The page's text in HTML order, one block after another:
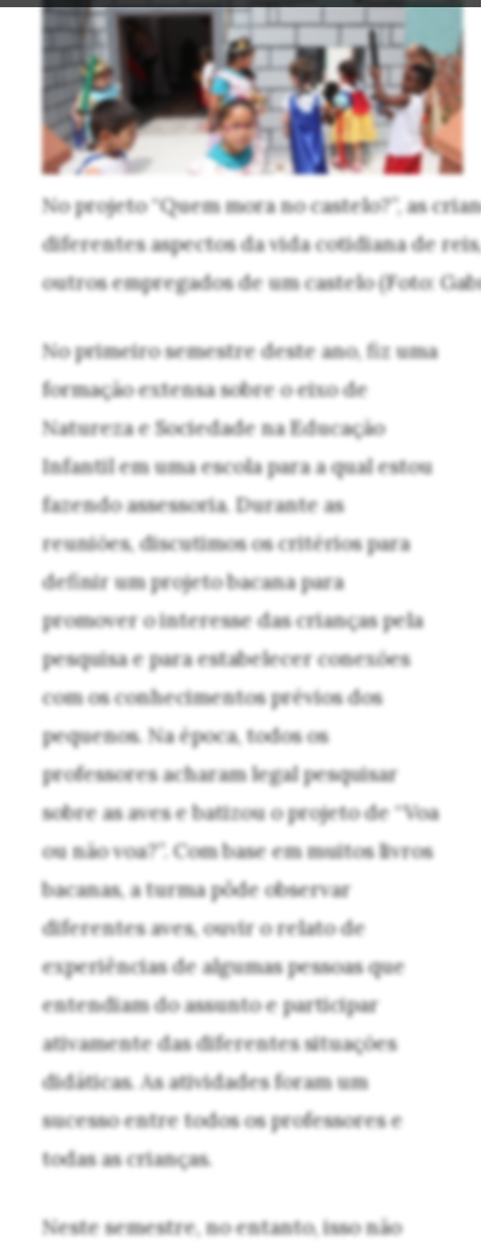
No projeto “Quem mora no castelo?”, as
diferentes aspectos da vida cotidiana de
outros empregados de um castelo (Foto:
No primeiro semestre deste ano, fiz uma
formação extensa sobre o eixo de
Natureza e Sociedade na Educação
Infantil em uma escola para a qual estou
fazendo assessoria. Durante as
reuniões, discutimos os critérios para
definir um projeto bacana para
promover o interesse das crianças pela
pesquisa e para estabelecer conexões
com os conhecimentos prévios dos
pequenos. Na época, todos os
professores acharam legal pesquisar
sobre as aves e batizou o projeto de “Voa
ou não voa?”. Com base em muitos livros
bacanas, a turma pôde observar
diferentes aves, ouvir o relato de
experiências de algumas pessoas que
entendiam do assunto e participar
ativamente das diferentes situações
didáticas. As atividades foram um
sucesso entre todos os professores e
todas as crianças.
Neste semestre, no entanto, isso não